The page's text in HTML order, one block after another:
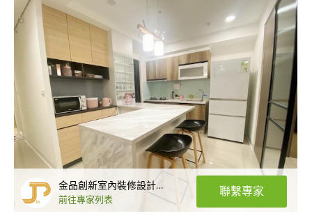
金品創新室內裝修設計工作室
前往專家列表
聯繫專家